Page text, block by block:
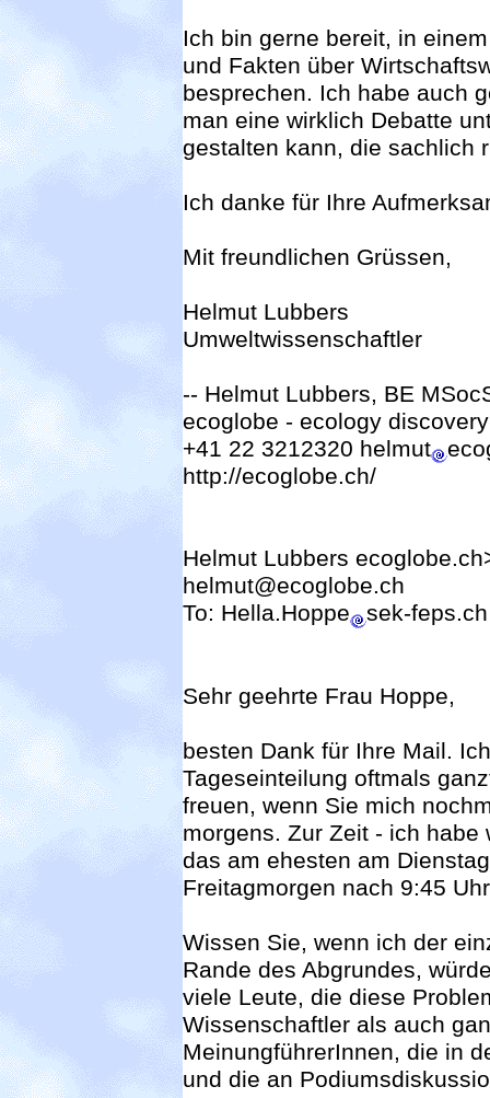
Ich bin gerne bereit, in
und Fakten über
besprechen. Ich habe auch
man eine wirklich Debatte
gestalten kann, die sachlich
Ich danke für Ihre
Mit freundlichen Grüssen,
Helmut Lubbers
Umweltwissenschaftler
-- Helmut Lubbers, BE
ecoglobe - ecology
+41 22 3212320 helmut
http://ecoglobe.ch/
Helmut Lubbers
helmut@ecoglobe.ch
To: Hella.Hoppe
sek-feps.ch
Sehr geehrte Frau Hoppe,
besten Dank für Ihre Mail.
Tageseinteilung oftmals
freuen, wenn Sie mich
morgens. Zur Zeit - ich
das am ehesten am
Freitagmorgen nach 9:45
Wissen Sie, wenn ich der
Rande des Abgrundes,
viele Leute, die diese
Wissenschaftler als auch
MeinungführerInnen, die in
und die an